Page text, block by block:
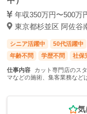
年収350万円〜500万
東京都杉並区 阿佐谷
シニア活躍中 50代活躍中
年齢不問
学歴不問 社保
仕事内容
カット専門店のス
マなどの施術、集客業務など
気